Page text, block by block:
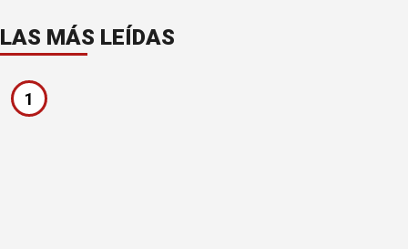
LAS MÁS LEÍDAS
1